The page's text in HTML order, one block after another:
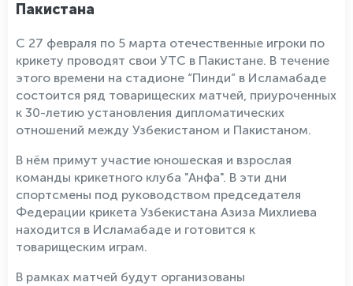
Пакистана
С 27 февраля по 5 марта отечественные игроки по
крикету проводят свои УТС в Пакистане. В течение
этого времени на стадионе “Пинди” в Исламабаде
состоится ряд товарищеских матчей, приуроченных
к 30-летию установления дипломатических
отношений между Узбекистаном и Пакистаном.
В нём примут участие юношеская и взрослая
команды крикетного клуба "Анфа". В эти дни
спортсмены под руководством председателя
Федерации крикета Узбекистана Азиза Михлиева
находится в Исламабаде и готовится к
товарищеским играм.
В рамках матчей будут организованы